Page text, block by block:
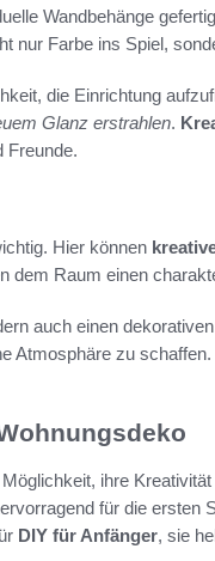
Wandbehänge
nur Farbe ins Spiel,
die Einrichtung
Glanz erstrahlen.
Freunde.
Hier können
dem Raum einen
auch einen
Atmosphäre zu schaffen.
ihre
für die ersten
DIY für Anfänger, sie